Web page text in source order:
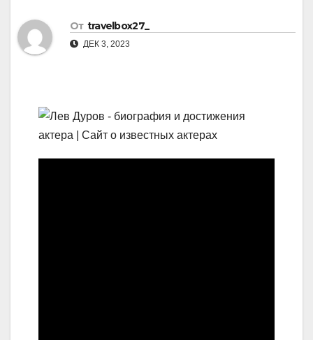
От travelbox27_
ДЕК 3, 2023